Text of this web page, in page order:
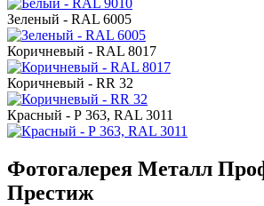
Зеленый - RAL 6005
Коричневый - RAL 8017
Коричневый - RR 32
Красный - Р 363, RAL 3011
Фотогалерея Металл
Престиж